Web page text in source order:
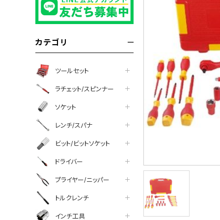
カテゴリ
ツールセット
ラチェット/スピンナー
ソケット
レンチ/スパナ
ビット/ビットソケット
ドライバー
プライヤー/ニッパー
トルクレンチ
インチ工具